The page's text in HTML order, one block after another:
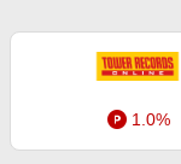
百貨店・総合ECモー
ファッション・イン
食品・スイーツ・お酒
初回購入者限定特典
友達紹介
1.0%